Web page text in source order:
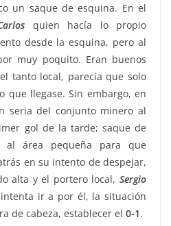
un saque de esquina. En el
quien hacía lo propio
desde la esquina, pero al
muy poquito. Eran buenos
tanto local, parecía que solo
que llegase. Sin embargo, en
seria del conjunto minero al
gol de la tarde; saque de
al área pequeña para que
en su intento de despejar,
alta y el portero local, Sergio
ir a por él, la situación
de cabeza, establecer el 0-1.